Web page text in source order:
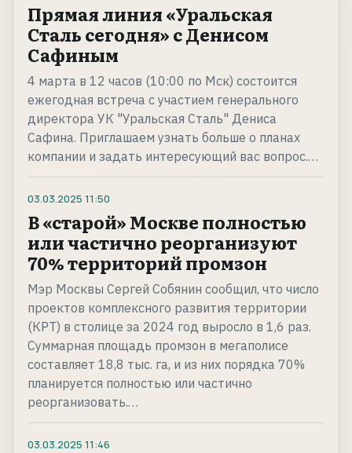
Прямая линия «Уральская
Сталь сегодня» с Денисом
Сафиным
4 марта в 12 часов (10:00 по Мск) состоится
ежегодная встреча с участием генерального
директора УК "Уральская Сталь" Дениса
Сафина. Приглашаем узнать больше о планах
компании и задать интересующий вас вопрос.…
03.03.2025 11:50
В «старой» Москве полностью
или частично реорганизуют
70% территорий промзон
Мэр Москвы Сергей Собянин сообщил, что число
проектов комплексного развития территории
(КРТ) в столице за 2024 год выросло в 1,6 раз.
Суммарная площадь промзон в мегаполисе
составляет 18,8 тыс. га, и из них порядка 70%
планируется полностью или частично
реорганизовать.…
03.03.2025 11:46